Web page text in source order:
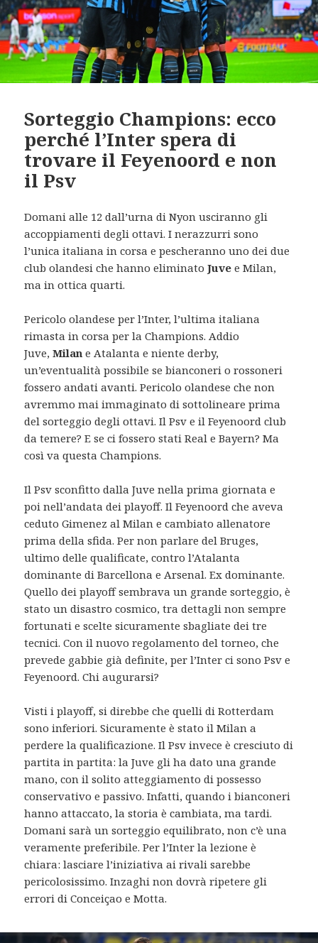
Sorteggio Champions: ecco
perché l’Inter spera di
trovare il Feyenoord e non
il Psv
Domani alle 12 dall’urna di Nyon usciranno gli
accoppiamenti degli ottavi. I nerazzurri sono
l’unica italiana in corsa e pescheranno uno dei due
club olandesi che hanno eliminatoJuvee Milan,
ma in ottica quarti.
Pericolo olandese per l’Inter, l’ultima italiana
rimasta in corsa per la Champions. Addio
Juve,Milan e Atalanta e niente derby,
un’eventualità possibile se bianconeri o rossoneri
fossero andati avanti. Pericolo olandese che non
avremmo mai immaginato di sottolineare prima
del sorteggio degli ottavi. Il Psv e il Feyenoord club
da temere? E se ci fossero stati Real e Bayern? Ma
così va questa Champions.
Il Psv sconfitto dalla Juve nella prima giornata e
poi nell’andata dei playoff. Il Feyenoord che aveva
ceduto Gimenez al Milan e cambiato allenatore
prima della sfida. Per non parlare del Bruges,
ultimo delle qualificate, contro l’Atalanta
dominante di Barcellona e Arsenal. Ex dominante.
Quello dei playoff sembrava un grande sorteggio, è
stato un disastro cosmico, tra dettagli non sempre
fortunati e scelte sicuramente sbagliate dei tre
tecnici. Con il nuovo regolamento del torneo, che
prevede gabbie già definite, per l’Inter ci sono Psv e
Feyenoord. Chi augurarsi?
Visti i playoff, si direbbe che quelli di Rotterdam
sono inferiori. Sicuramente è stato il Milan a
perdere la qualificazione. Il Psv invece è cresciuto di
partita in partita: la Juve gli ha dato una grande
mano, con il solito atteggiamento di possesso
conservativo e passivo. Infatti, quando i bianconeri
hanno attaccato, la storia è cambiata, ma tardi.
Domani sarà un sorteggio equilibrato, non c’è una
veramente preferibile. Per l’Inter la lezione è
chiara: lasciare l’iniziativa ai rivali sarebbe
pericolosissimo. Inzaghi non dovrà ripetere gli
errori di Conceiçao e Motta.